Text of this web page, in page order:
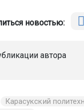
новостью:
автора
Карасукский